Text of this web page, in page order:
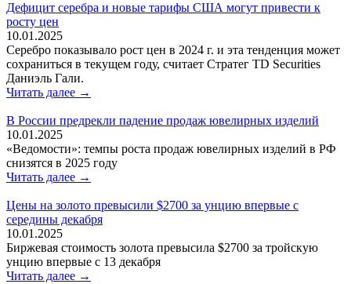
Дефицит серебра и новые тарифы США могут привести к
росту цен
10.01.2025
Серебро показывало рост цен в 2024 г. и эта тенденция может
сохраниться в текущем году, считает Стратег TD Securities
Даниэль Гали.
Читать далее →
В России предрекли падение продаж ювелирных изделий
10.01.2025
«Ведомости»: темпы роста продаж ювелирных изделий в РФ
снизятся в 2025 году
Читать далее →
Цены на золото превысили $2700 за унцию впервые с
середины декабря
10.01.2025
Биржевая стоимость золота превысила $2700 за тройскую
унцию впервые с 13 декабря
Читать далее →